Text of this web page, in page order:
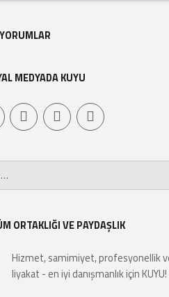
MEDYADA KUYU
on Facebook
YoutubeWebMan DesignSepet
ORTAKLIĞI VE PAYDAŞLIK
Hizmet, samimiyet, profesyonellik
liyakat - en iyi danışmanlık için KUYU!